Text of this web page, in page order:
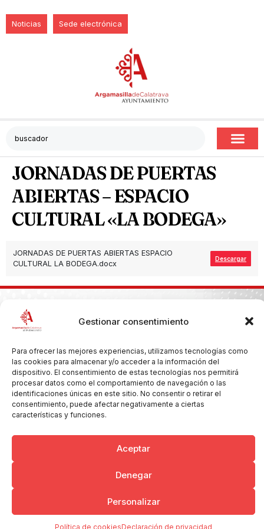
Gestionar consentimiento
Para ofrecer las mejores experiencias, utilizamos tecnologías como
las cookies para almacenar y/o acceder a la información del
dispositivo. El consentimiento de estas tecnologías nos permitirá
procesar datos como el comportamiento de navegación o las
identificaciones únicas en este sitio. No consentir o retirar el
consentimiento, puede afectar negativamente a ciertas
características y funciones.
Aceptar
Denegar
Personalizar
Política de cookiesDeclaración de privacidad
Noticias Sede electrónica
JORNADAS DE PUERTAS
ABIERTAS – ESPACIO
CULTURAL «LA BODEGA»
JORNADAS DE PUERTAS ABIERTAS ESPACIO
CULTURAL LA BODEGA.docx
Descargar
Copyright © 2026 Ayuntamiento de Argamasilla de Calatrava
Cookies